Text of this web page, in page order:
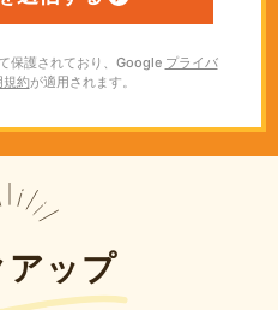
保護されており、Google プライバ
規約が適用されます。
アップ